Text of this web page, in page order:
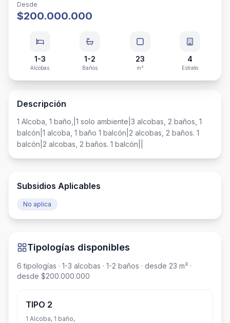
Desde
$200.000.000
1-3
Alcobas
1-2
Baños
23
m²
4
Estrato
Descripción
1 Alcoba, 1 baño,|1 solo ambiente|3 alcobas, 2 baños, 1
balcón|1 alcoba, 1 baño 1 balcón|2 alcobas, 2 baños. 1
balcón|2 alcobas, 2 baños. 1 balcón||
Subsidios Aplicables
No aplica
Tipologías disponibles
6 tipologías · 1-3 alcobas · 1-2 baños · desde 23 m² ·
desde $200.000.000
TIPO 2
1 Alcoba, 1 baño,